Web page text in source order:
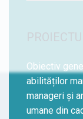
Obiectiv
abilităților
manageri și
umane din